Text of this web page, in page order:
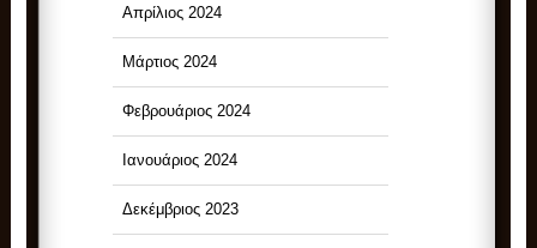
Απρίλιος 2024
Μάρτιος 2024
Φεβρουάριος 2024
Ιανουάριος 2024
Δεκέμβριος 2023